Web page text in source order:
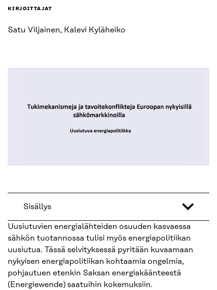
KIRJOITTAJAT
Satu Viljainen, Kalevi Kyläheiko
Sisällys
Uusiutuvien energialähteiden osuuden kasvaessa
sähkön tuotannossa tulisi myös energiapolitiikan
uusiutua. Tässä selvityksessä pyritään kuvaamaan
nykyisen energiapolitiikan kohtaamia ongelmia,
pohjautuen etenkin Saksan energiakäänteestä
(Energiewende) saatuihin kokemuksiin.